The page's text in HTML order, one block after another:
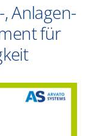
Anlagen-
für